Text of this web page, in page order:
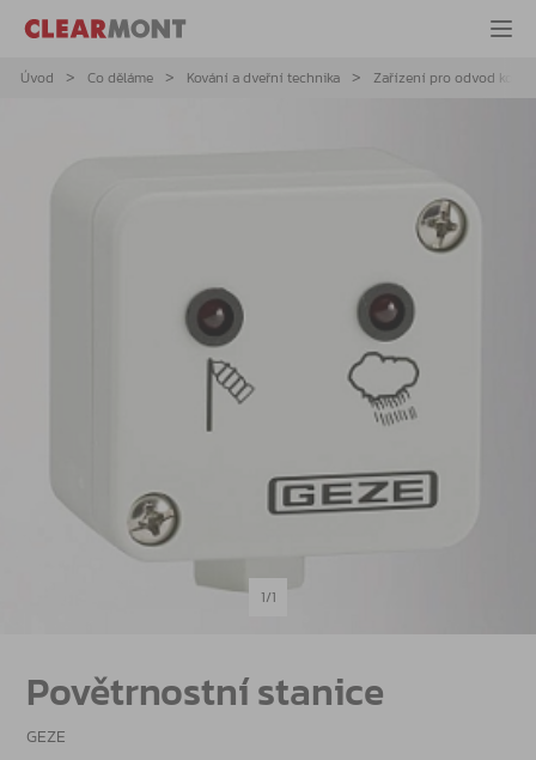
Úvod Co děláme Kování a dveřní technika Zařízení pro odvod
1/1
Povětrnostní stanice
GEZE